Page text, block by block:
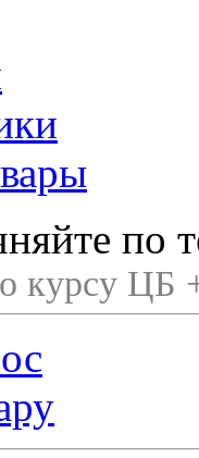
по
курсу ЦБ